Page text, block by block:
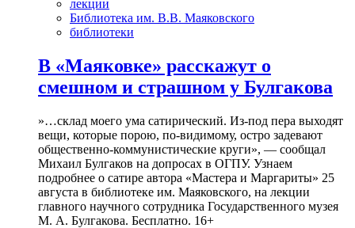
лекции
Библиотека им. В.В. Маяковского
библиотеки
В «Маяковке» расскажут о
смешном и страшном у Булгакова
»…склад моего ума сатирический. Из-под пера выходят
вещи, которые порою, по-видимому, остро задевают
общественно-коммунистические круги», — сообщал
Михаил Булгаков на допросах в ОГПУ. Узнаем
подробнее о сатире автора «Мастера и Маргариты» 25
августа в библиотеке им. Маяковского, на лекции
главного научного сотрудника Государственного музея
М. А. Булгакова. Бесплатно. 16+